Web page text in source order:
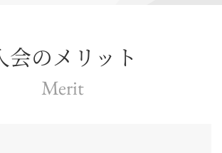
会のメリット
Merit